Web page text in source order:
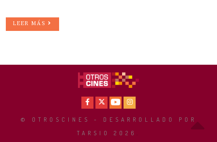
LEER MÁS
Facebook
X YoutubeInstagram
© OTROSCINES - DESARROLLADO POR
TARSIO 2026